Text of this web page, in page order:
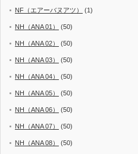
NF（エアーバヌアツ） (1)
NH（ANA 01） (50)
NH（ANA 02） (50)
NH（ANA 03） (50)
NH（ANA 04） (50)
NH（ANA 05） (50)
NH（ANA 06） (50)
NH（ANA 07） (50)
NH（ANA 08） (50)